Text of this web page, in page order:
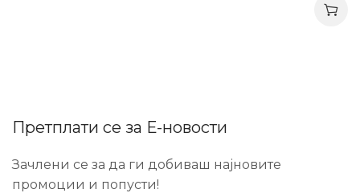
Претплати се за Е-новости
Зачлени се за да ги добиваш најновите
промоции и попусти!